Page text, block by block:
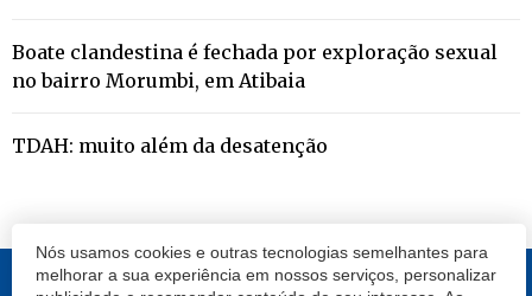
Nós usamos cookies e outras tecnologias semelhantes para
melhorar a sua experiência em nossos serviços, personalizar
Boate clandestina é fechada por exploração sexual
no bairro Morumbi, em Atibaia
TDAH: muito além da desatenção